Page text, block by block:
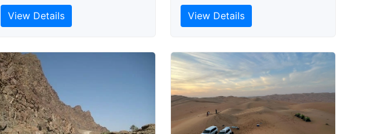
View Details View Details